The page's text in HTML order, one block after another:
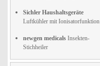
Sichler Haushaltsgeräte
Luftkühler mit Ionisatorfunktion
newgen medicals Insekten-
Stichheiler